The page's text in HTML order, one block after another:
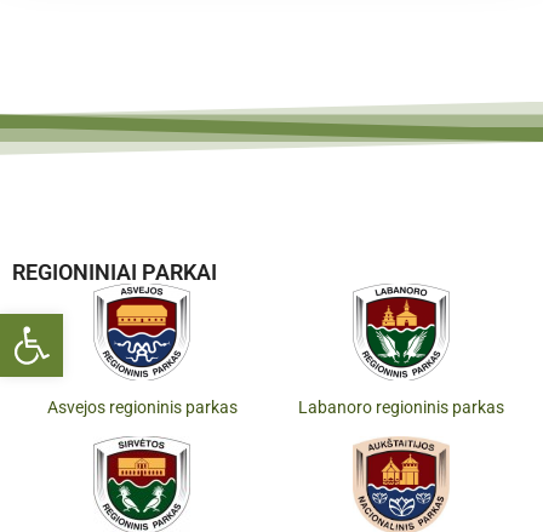
Open toolbar
REGIONINIAI PARKAI
Asvejos regioninis parkas Labanoro regioninis parkas